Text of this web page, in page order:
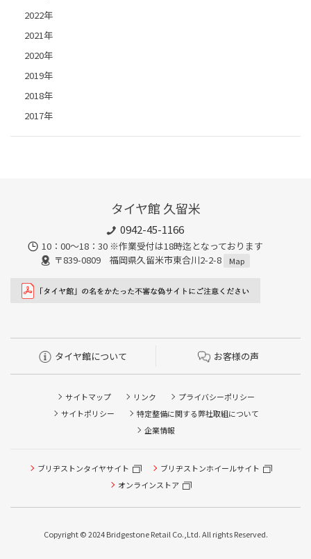
2022年
2021年
2020年
2019年
2018年
2017年
タイヤ館 久留米
0942-45-1166
10：00～18：30 ※作業受付は18時迄となっております
〒839-0809 福岡県久留米市東合川2-2-8
Map
タイヤ館について お客様の声
サイトマップ リンク
プライバシーポリシー
サイトポリシー
特定整備に関する弊社取組について
企業情報
ブリヂストンタイヤサイト
ブリヂストンホイールサイト
オンラインストア
Copyright © 2024 Bridgestone Retail Co.,Ltd. All rights Reserved.